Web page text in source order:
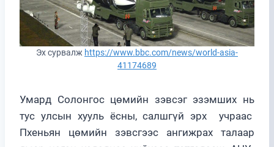
Эх сурвалж https://www.bbc.com/news/world-asia-
41174689
Умард Солонгос цөмийн зэвсэг эзэмших нь
тус улсын хууль ёсны, салшгүй эрх учраас
Пхеньян цөмийн зэвсгээс ангижрах талаар